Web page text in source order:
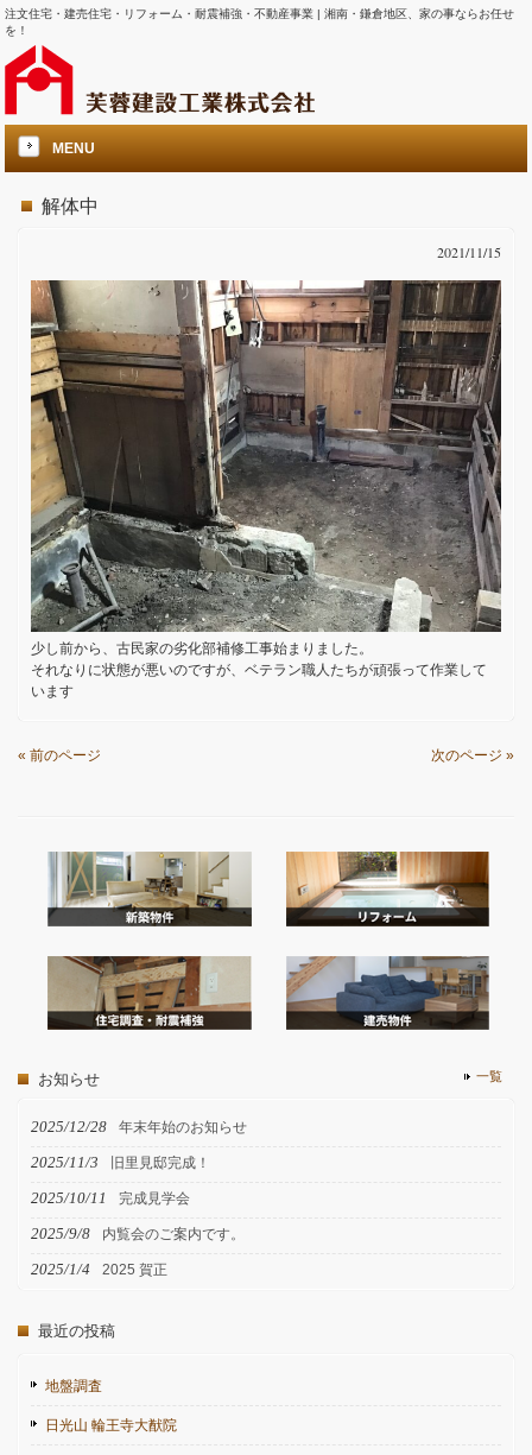
注文住宅・建売住宅・リフォーム・耐震補強・不動産事業 | 湘南・鎌倉地区、家の事ならお任せ
を！
MENU
解体中
2021/11/15
少し前から、古民家の劣化部補修工事始まりました。
それなりに状態が悪いのですが、ベテラン職人たちが頑張って作業して
います
« 前のページ 次のページ »
お知らせ 一覧
2025/12/28 年末年始のお知らせ
2025/11/3 旧里見邸完成！
2025/10/11 完成見学会
2025/9/8 内覧会のご案内です。
2025/1/4 2025 賀正
最近の投稿
地盤調査
日光山 輪王寺大猷院